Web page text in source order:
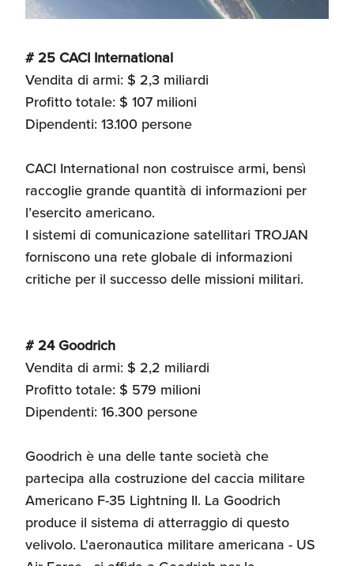
# 25 CACI International
Vendita di armi: $ 2,3 miliardi
Profitto totale: $ 107 milioni
Dipendenti: 13.100 persone
CACI International non costruisce armi, bensì
raccoglie grande quantità di informazioni per
l’esercito americano.
I sistemi di comunicazione satellitari TROJAN
forniscono una rete globale di informazioni
critiche per il successo delle missioni militari.
# 24 Goodrich
Vendita di armi: $ 2,2 miliardi
Profitto totale: $ 579 milioni
Dipendenti: 16.300 persone
Goodrich è una delle tante società che
partecipa alla costruzione del caccia militare
Americano F-35 Lightning II. La Goodrich
produce il sistema di atterraggio di questo
velivolo. L'aeronautica militare americana - US